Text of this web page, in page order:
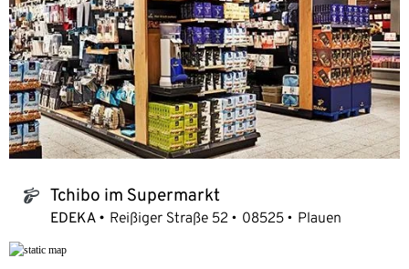
tchibo_logo Tchibo im Supermarkt
EDEKA Reißiger Straße 52 08525 Plauen